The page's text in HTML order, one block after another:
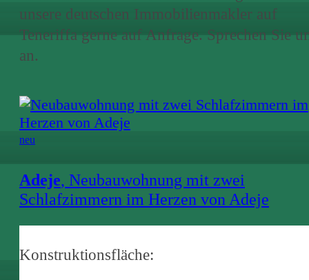
unsere deutschen Immobilienmakler auf
Teneriffa gerne auf Anfrage. Sprechen Sie
an.
neu
Adeje, Neubauwohnung mit zwei
Schlafzimmern im Herzen von Adeje
Konstruktionsfläche: